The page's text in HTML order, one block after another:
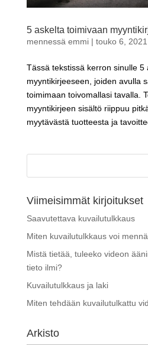
5 askelta toimivaan
mennessä emmi| touko 6, 2021
Tässä tekstissä kerron sinulle 5
myyntikirjeeseen, joiden avulla
toimimaan toivomallasi tavalla.
myyntikirjeen sisältö riippuu
myytävästä tuotteesta ja
Haku:
Viimeisimmät kirjoitukset
Saavutettava kuvailutulkkaus
Miten kuvailutulkkaus voi
Mistä tietää, tuleeko videon
tieto ilmi?
Kuvailutulkkaus ja laki
Miten tehdään kuvailutulkattu
Arkisto